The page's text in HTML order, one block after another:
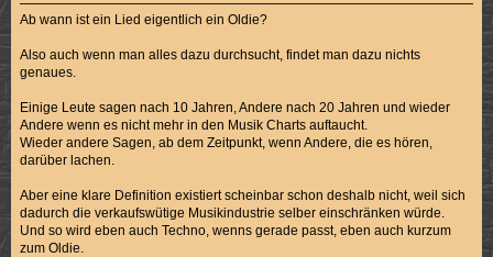
Ab wann ist ein Lied eigentlich ein Oldie?
Also auch wenn man alles dazu durchsucht, findet man dazu nichts
genaues.
Einige Leute sagen nach 10 Jahren, Andere nach 20 Jahren und wieder
Andere wenn es nicht mehr in den Musik Charts auftaucht.
Wieder andere Sagen, ab dem Zeitpunkt, wenn Andere, die es hören,
darüber lachen.
Aber eine klare Definition existiert scheinbar schon deshalb nicht, weil sich
dadurch die verkaufswütige Musikindustrie selber einschränken würde.
Und so wird eben auch Techno, wenns gerade passt, eben auch kurzum
zum Oldie.